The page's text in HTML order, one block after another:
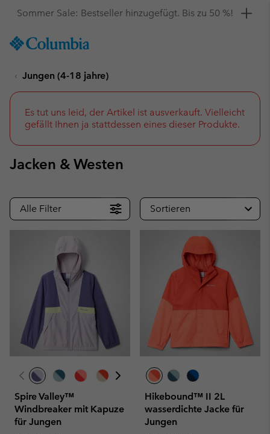
TO
SKIP
NAV
SKIP
TO
SEARCH
Hol dir einen 10 %-Gutschein
Jungen (4-18 jahre)
Es tut uns leid, der Artikel ist ausverkauft. Vielleicht
gefällt Ihnen ja stattdessen eines dieser Produkte.
Jacken & Westen
Alle Filter Sortieren
Spire Valley™
Windbreaker mit Kapuze
für Jungen
Hikebound™ II 2L
wasserdichte Jacke für
Jungen